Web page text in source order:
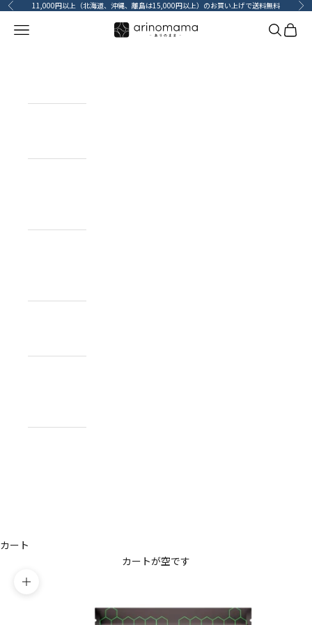
コンテンツへスキップ
前へ 11,000円以上（北海道、沖縄、離島は15,000円以上）のお買い上げで送料無料 次
メニューを開く 検索を開
カー
カート
カートが空です
ズームイン